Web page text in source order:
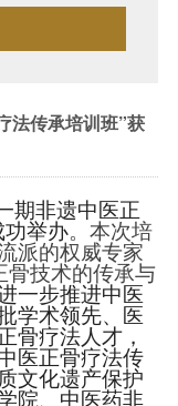
法传承培训班”获
期非遗中医正
功举办。本次培
派的权威专家
骨技术的传承与
一步推进中医
学术领先、医
骨疗法人才，
医正骨疗法传
文化遗产保护
院、中医药非